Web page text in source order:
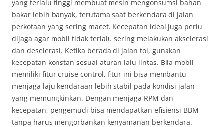
yang terlalu tinggi membuat mesin mengonsumsi bahan
bakar lebih banyak, terutama saat berkendara di jalan
perkotaan yang sering macet. Kecepatan ideal juga perlu
dijaga agar mobil tidak terlalu sering melakukan akselerasi
dan deselerasi. Ketika berada di jalan tol, gunakan
kecepatan konstan sesuai aturan lalu lintas. Bila mobil
memiliki fitur cruise control, fitur ini bisa membantu
menjaga laju kendaraan lebih stabil pada kondisi jalan
yang memungkinkan. Dengan menjaga RPM dan
kecepatan, pengemudi bisa mendapatkan efisiensi BBM
tanpa harus mengorbankan kenyamanan berkendara.